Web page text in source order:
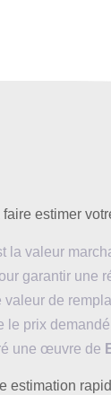
estimer
la valeur
garantir
valeur de
le prix
une œuvre de
estimation